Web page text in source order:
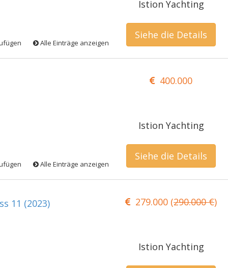
Alle Einträge anzeigen
Istion Yachting
Siehe die Details
400.000
Alle Einträge anzeigen
Istion Yachting
Siehe die Details
11 (2023) 279.000 (290.000 €)
Istion Yachting